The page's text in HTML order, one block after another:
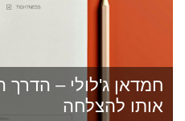
חמדאן ג'לולי – הדרך
אותו להצלחה